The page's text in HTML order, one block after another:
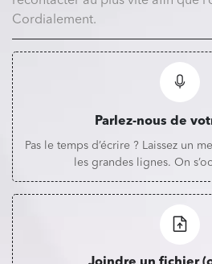
Parlez-nous de
Pas le temps d’écrire ? Laissez un
les grandes lignes. On